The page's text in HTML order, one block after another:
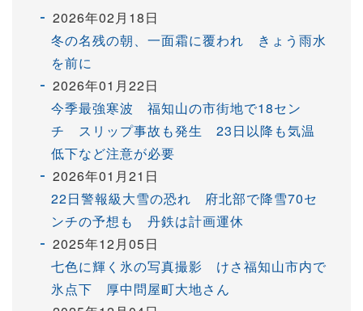
2026年02月18日
冬の名残の朝、一面霜に覆われ きょう雨水
を前に
2026年01月22日
今季最強寒波 福知山の市街地で18セン
チ スリップ事故も発生 23日以降も気温
低下など注意が必要
2026年01月21日
22日警報級大雪の恐れ 府北部で降雪70セ
ンチの予想も 丹鉄は計画運休
2025年12月05日
七色に輝く氷の写真撮影 けさ福知山市内で
氷点下 厚中問屋町大地さん